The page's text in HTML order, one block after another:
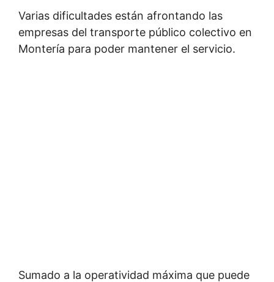
Varias dificultades están afrontando las
empresas del transporte público colectivo en
Montería para poder mantener el servicio.
Sumado a la operatividad máxima que puede